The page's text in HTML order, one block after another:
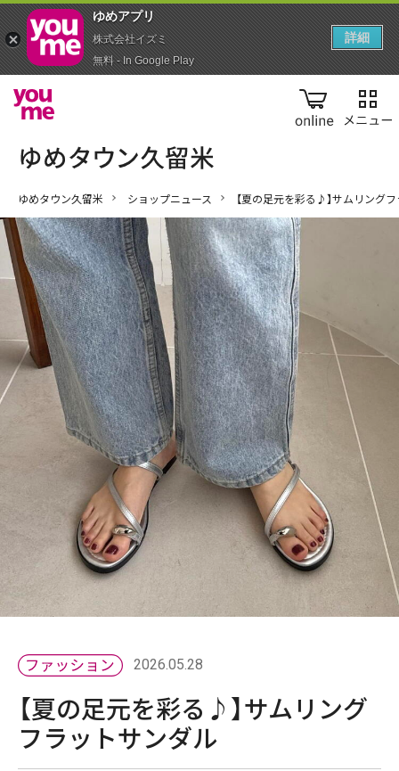
online
ゆめタウン久留米 ショップニュース 【夏の足元を彩る♪】サムリング
2026.05.28
【夏の足元を彩る♪】サムリング
フラットサンダル
ゆめアプ‪リ‬
株式会社イズミ
無料 - In Google Play
詳細